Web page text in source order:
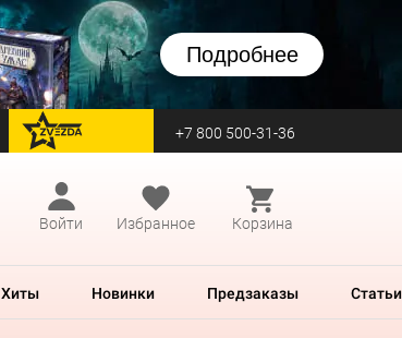
Подробнее
перейти на Zvezda +7 800 500-31-36
Войти
Избранное Корзина
Хиты Новинки Предзаказы Статьи